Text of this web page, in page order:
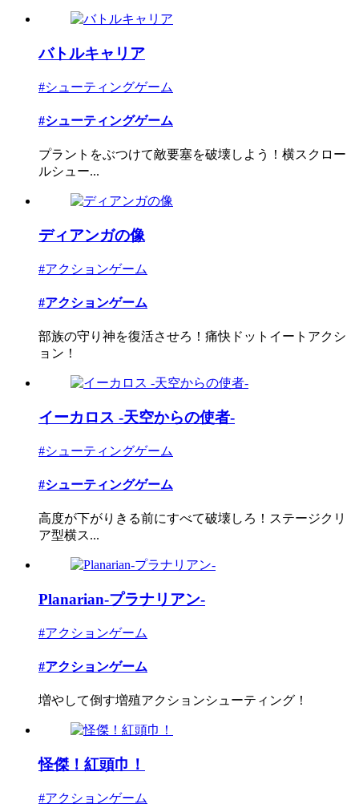
バトルキャリア
#シューティングゲーム
#シューティングゲーム
プラントをぶつけて敵要塞を破壊しよう！横スクロー
ルシュー...
ディアンガの像
#アクションゲーム
#アクションゲーム
部族の守り神を復活させろ！痛快ドットイートアクシ
ョン！
イーカロス -天空からの使者-
#シューティングゲーム
#シューティングゲーム
高度が下がりきる前にすべて破壊しろ！ステージクリ
ア型横ス...
Planarian-プラナリアン-
#アクションゲーム
#アクションゲーム
増やして倒す増殖アクションシューティング！
怪傑！紅頭巾！
#アクションゲーム